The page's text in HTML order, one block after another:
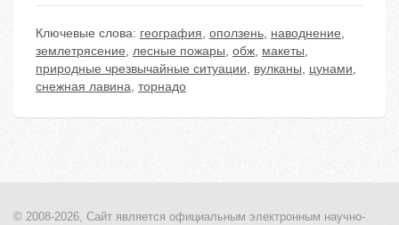
Ключевые слова: география, оползень, наводнение,
землетрясение, лесные пожары, обж, макеты,
природные чрезвычайные ситуации, вулканы, цунами,
снежная лавина, торнадо
© 2008-2026, Сайт является официальным электронным научно-